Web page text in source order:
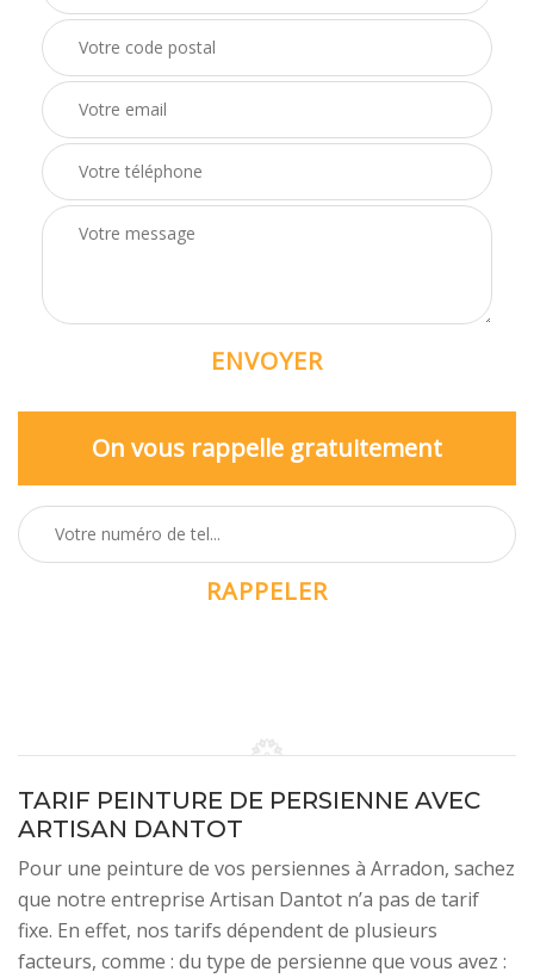
On vous rappelle gratuitement
TARIF PEINTURE DE PERSIENNE AVEC
ARTISAN DANTOT
Pour une peinture de vos persiennes à Arradon, sachez
que notre entreprise Artisan Dantot n’a pas de tarif
fixe. En effet, nos tarifs dépendent de plusieurs
facteurs, comme : du type de persienne que vous avez :